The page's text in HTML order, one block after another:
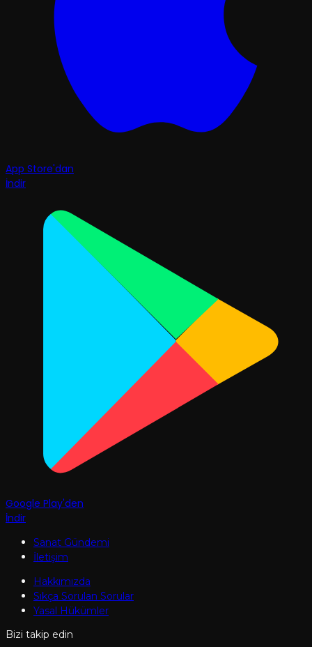
App Store'dan
İndir
Google Play'den
İndir
Sanat Gündemi
İletişim
Hakkımızda
Sıkça Sorulan Sorular
Yasal Hükümler
Bizi takip edin